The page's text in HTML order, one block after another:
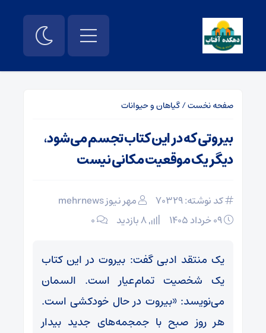
صفحه نخست/گیاهان و حیوانات
بیروتی که در این کتاب تجسم می‌شود،
دیگر یک موقعیت مکانی نیست
کد نوشته: 70329
مهر نیوز mehrnews
۰
یک منتقد ادبی گفت: بیروت در این کتاب
یک شخصیت تمام‌عیار است. السمان
می‌نویسد: «بیروت در حال خودکشی است.
هر روز صبح با جمجمه‌های جدید بیدار